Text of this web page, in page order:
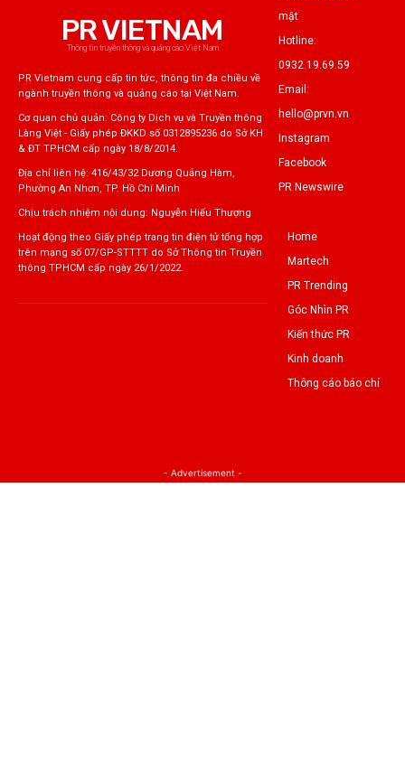
PR VIETNAM
Thông tin truyền thông và quảng cáo Việt Nam
PR Vietnam cung cấp tin tức, thông tin đa chiều về
ngành truyền thông và quảng cáo tại Việt Nam.
Cơ quan chủ quản: Công ty Dịch vụ và Truyền thông
Làng Việt - Giấy phép ĐKKD số 0312895236 do Sở KH
& ĐT TPHCM cấp ngày 18/8/2014.
Địa chỉ liên hệ: 416/43/32 Dương Quảng Hàm,
Phường An Nhơn, TP. Hồ Chí Minh
Chịu trách nhiệm nội dung: Nguyễn Hiếu Thượng
Hoạt động theo Giấy phép trang tin điện tử tổng hợp
trên mạng số 07/GP-STTTT do Sở Thông tin Truyền
thông TPHCM cấp ngày 26/1/2022.
mật
Hotline:
0932.19.69.59
Email:
hello@prvn.vn
Instagram
Facebook
PR Newswire
Home
Martech
PR Trending
Góc Nhìn PR
Kiến thức PR
Kinh doanh
Thông cáo báo chí
- Advertisement -